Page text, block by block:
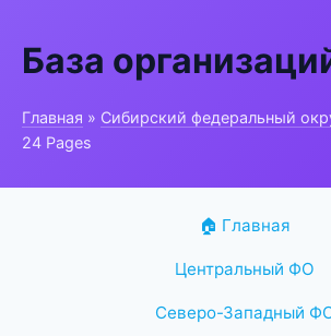
База
Главная » Сибирский федеральный
24 Pages
🏠 Главная
Центральный ФО
Северо-Западный